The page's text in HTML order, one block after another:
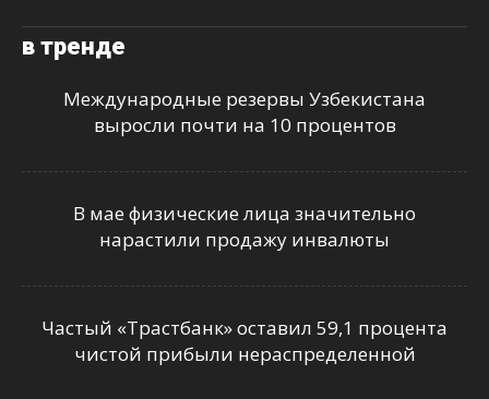
в тренде
Международные резервы Узбекистана
выросли почти на 10 процентов
В мае физические лица значительно
нарастили продажу инвалюты
Частый «Трастбанк» оставил 59,1 процента
чистой прибыли нераспределенной